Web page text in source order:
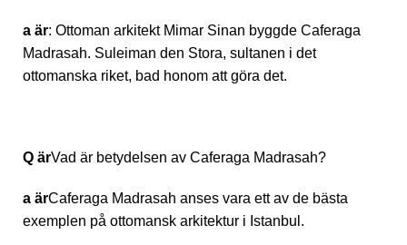
a är: Ottoman arkitekt Mimar Sinan byggde Caferaga
Madrasah. Suleiman den Stora, sultanen i det
ottomanska riket, bad honom att göra det.
Q ärVad är betydelsen av Caferaga Madrasah?
a ärCaferaga Madrasah anses vara ett av de bästa
exemplen på ottomansk arkitektur i Istanbul.